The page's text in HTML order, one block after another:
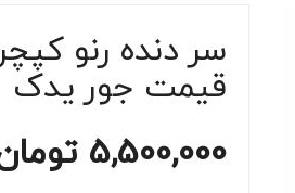
سر دنده رنو
قیمت جور یدک
5,500,000